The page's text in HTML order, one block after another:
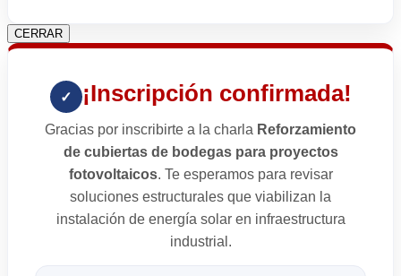
CERRAR
✓ ¡Inscripción confirmada!
Gracias por inscribirte a la charla Reforzamiento
de cubiertas de bodegas para proyectos
fotovoltaicos. Te esperamos para revisar
soluciones estructurales que viabilizan la
instalación de energía solar en infraestructura
industrial.